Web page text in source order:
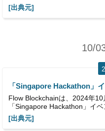
[出典元]
10/
「Singapore Hackathon」
Flow Blockchainは、2024年
「Singapore Hackathon」イ
[出典元]